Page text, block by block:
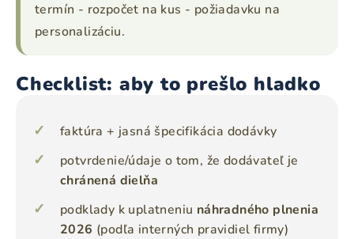
termín - rozpočet na kus - požiadavku na
personalizáciu.
Checklist: aby to prešlo hladko
faktúra + jasná špecifikácia dodávky
potvrdenie/údaje o tom, že dodávateľ je
chránená dielňa
podklady k uplatneniu náhradného plnenia
2026 (podľa interných pravidiel firmy)